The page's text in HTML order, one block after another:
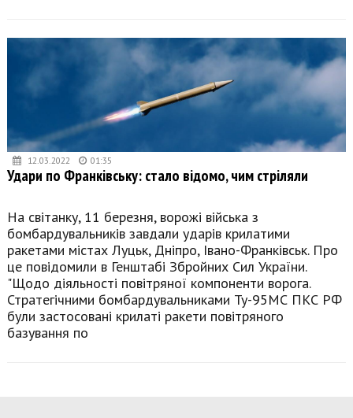
12.03.2022 01:35
Удари по Франківську: стало відомо, чим стріляли
На світанку, 11 березня, ворожі війська з
бомбардувальників завдали ударів крилатими
ракетами містах Луцьк, Дніпро, Івано-Франківськ. Про
це повідомили в Генштабі Збройних Сил України.
"Щодо діяльності повітряної компоненти ворога.
Стратегічними бомбардувальниками Ту-95МС ПКС РФ
були застосовані крилаті ракети повітряного
базування по